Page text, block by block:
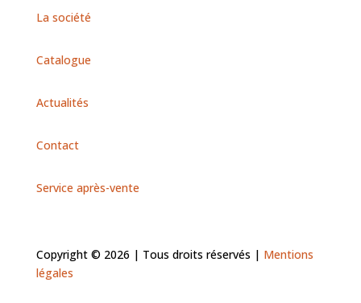
La société
Catalogue
Actualités
Contact
Service après-vente
Copyright © 2026 | Tous droits réservés | Mentions
légales